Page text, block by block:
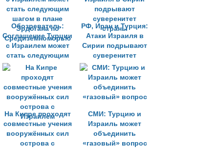
Обозреватель:
Соглашение Турции
с Израилем может
стать следующим
шагом в плане
Эрдогана по
Средиземноморью
РФ, Иран и Турция:
Атаки Израиля в
Сирии подрывают
суверенитет
страны
На Кипре проходят
совместные учения
вооружённых сил
острова с
СМИ: Турцию и
Израиль может
объединить
«газовый» вопрос